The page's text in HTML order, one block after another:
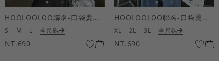
HOOLOOLOO聯名-口袋燙金KUKU熊短袖上衣
S M L 全尺碼
NT.690
HOOLOOLOO聯名-口袋燙金KUKU熊短袖上衣
XL 2L 3L 全尺碼
NT.690